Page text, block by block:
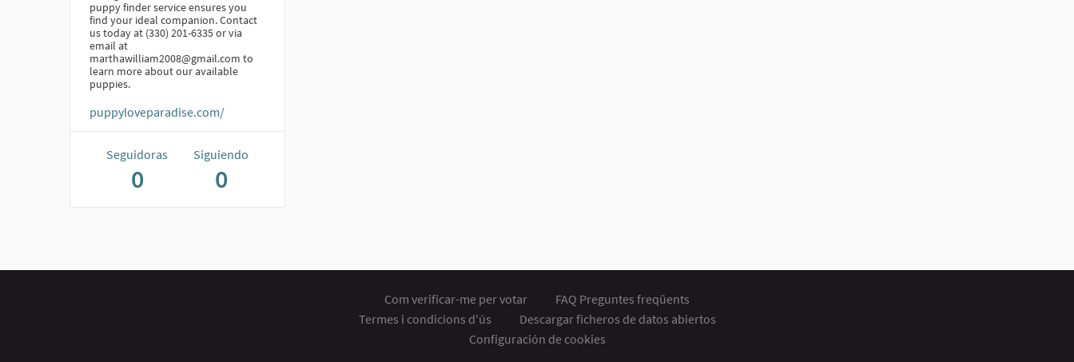
puppy finder service ensures you
find your ideal companion. Contact
us today at (330) 201-6335 or via
email at
marthawilliam2008@gmail.com to
learn more about our available
puppies.
puppyloveparadise.com/
Seguidoras
0
Siguiendo
0
Com verificar-me per votar
FAQ Preguntes freqüents
Termes i condicions d'ús
Descargar ficheros de datos abiertos
Configuración de cookies